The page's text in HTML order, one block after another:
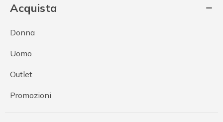
Acquista
Donna
Uomo
Outlet
Promozioni